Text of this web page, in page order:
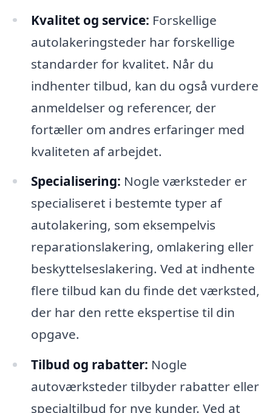
Kvalitet og service: Forskellige
autolakeringsteder har forskellige
standarder for kvalitet. Når du
indhenter tilbud, kan du også vurdere
anmeldelser og referencer, der
fortæller om andres erfaringer med
kvaliteten af arbejdet.
Specialisering: Nogle værksteder er
specialiseret i bestemte typer af
autolakering, som eksempelvis
reparationslakering, omlakering eller
beskyttelseslakering. Ved at indhente
flere tilbud kan du finde det værksted,
der har den rette ekspertise til din
opgave.
Tilbud og rabatter: Nogle
autoværksteder tilbyder rabatter eller
specialtilbud for nye kunder. Ved at